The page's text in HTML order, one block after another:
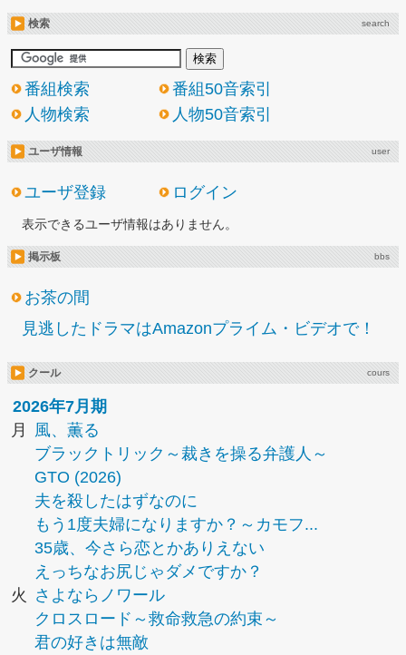
検索 search
番組検索
番組50音索引
人物検索
人物50音索引
ユーザ情報 user
ユーザ登録 ログイン
表示できるユーザ情報はありません。
掲示板 bbs
お茶の間
見逃したドラマはAmazonプライム・ビデオで！
クール cours
2026年7月期
月
風、薫る
ブラックトリック～裁きを操る弁護人～
GTO (2026)
夫を殺したはずなのに
もう1度夫婦になりますか？～カモフ...
35歳、今さら恋とかありえない
えっちなお尻じゃダメですか？
火
さよならノワール
クロスロード～救命救急の約束～
君の好きは無敵